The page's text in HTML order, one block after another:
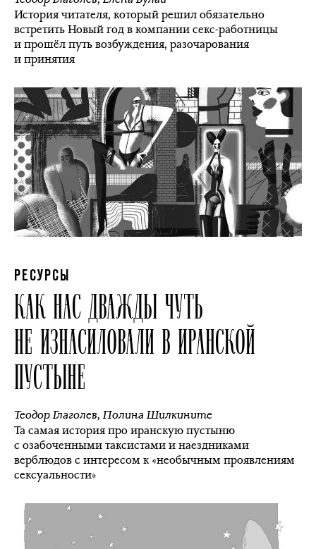
История читателя, который решил обязательно
встретить Новый год в компании секс-работницы
и прошёл путь возбуждения, разочарования
и принятия
РЕСУРСЫ
КАК НАС ДВАЖДЫ ЧУТЬ
НЕ ИЗНАСИЛОВАЛИ В ИРАНСКОЙ
ПУСТЫНЕ
Теодор Глаголев,Полина Шилкините
Та самая история про иранскую пустыню
с озабоченными таксистами и наездниками
верблюдов с интересом к «необычным проявлениям
сексуальности»